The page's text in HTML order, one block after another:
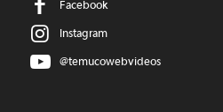
Facebook
Instagram
@temucowebvideos